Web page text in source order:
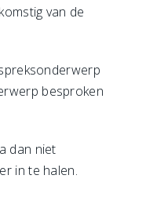
van de
besproken
dan niet
in te halen.